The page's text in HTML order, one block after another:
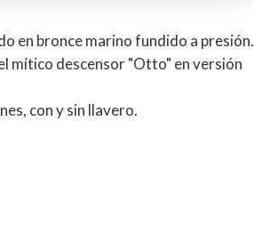
en bronce marino fundido a presión.
mítico descensor "Otto" en versión
con y sin llavero.